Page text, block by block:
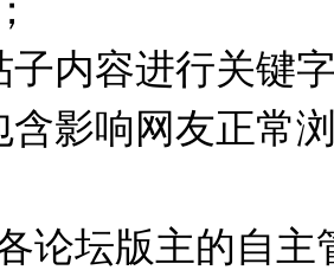
内容进行关键
影响网友正常
论坛版主的自主